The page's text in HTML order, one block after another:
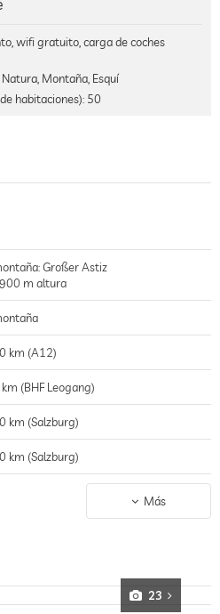
wifi gratuito, carga de coches
Montaña, Esquí
habitaciones): 50
Großer Astiz
m altura
km (A12)
(BHF Leogang)
km (Salzburg)
km (Salzburg)
0.2 km (Saalbach Hinterglemm Leogang
Más
23